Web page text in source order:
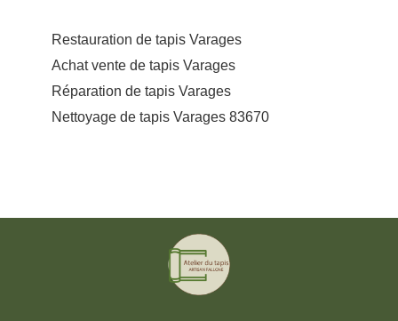
Restauration de tapis Varages
Achat vente de tapis Varages
Réparation de tapis Varages
Nettoyage de tapis Varages 83670